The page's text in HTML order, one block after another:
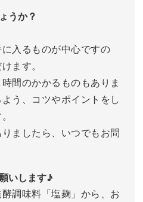
うか？
入るものが中心ですの
ます。
間のかかるものもありま
う、コツやポイントをし
ましたら、いつでもお問
いします♪
調味料「塩麹」から、お